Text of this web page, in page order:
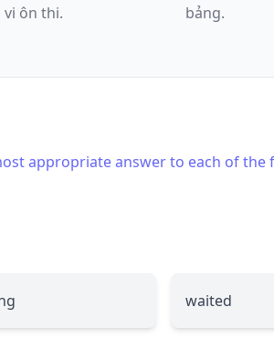
ôn thi.
bảng.
appropriate answer to each of the
waited